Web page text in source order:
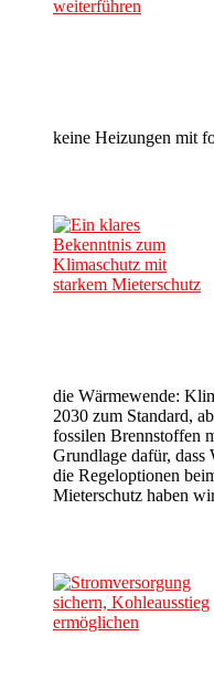
keine Heizungen mit
die Wärmewende:
2030 zum Standard,
fossilen Brennstoffen
Grundlage dafür,
die Regeloptionen
Mieterschutz haben